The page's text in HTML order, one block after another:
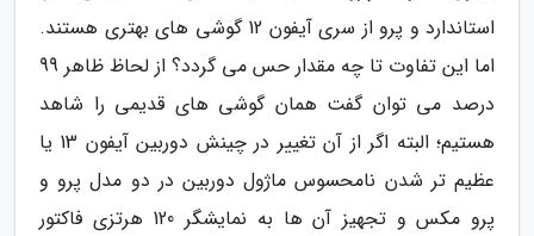
استاندارد و پرو از سری آیفون 12 گوشی های بهتری هستند.
اما این تفاوت تا چه مقدار حس می گردد؟ از لحاظ ظاهر 99
درصد می توان گفت همان گوشی های قدیمی را شاهد
هستیم؛ البته اگر از آن تغییر در چینش دوربین آیفون 13 یا
عظیم تر شدن نامحسوس ماژول دوربین در دو مدل پرو و
پرو مکس و تجهیز آن ها به نمایشگر 120 هرتزی فاکتور